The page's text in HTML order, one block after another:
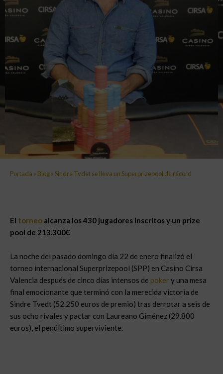
Portada » Blog»Sindre Tvdet se lleva un Superprizepool de récord
El torneo alcanza los 430 jugadores inscritos y un prize
pool de 213.300€
La noche del pasado domingo día 22 de enero finalizó el
torneo internacional Superprizepool (SPP) en Casino Cirsa
Valencia después de cinco días intensos de poker y una mesa
final emocionante que terminó con la merecida victoria de
Sindre Tvedt (52.250 euros de premio) tras derrotar a seis de
sus ocho rivales y pactar con Laureano Giménez (29.800
euros), el penúltimo superviviente.